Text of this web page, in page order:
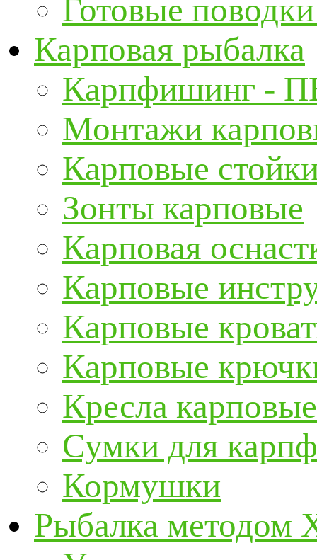
Готовые
Карповая рыбалка
Карпфишинг -
Монтажи
Карповые
Зонты карповые
Карповая
Карповые
Карповые
Карповые
Кресла карповые
Сумки для
Кормушки
Рыбалка методом